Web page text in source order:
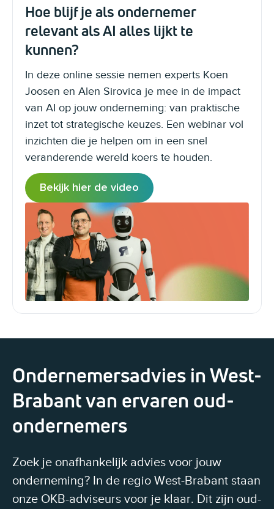
Hoe blijf je als ondernemer
relevant als AI alles lijkt te
kunnen?
In deze online sessie nemen experts Koen
Joosen en Alen Sirovica je mee in de impact
van AI op jouw onderneming: van praktische
inzet tot strategische keuzes. Een webinar vol
inzichten die je helpen om in een snel
veranderende wereld koers te houden.
Bekijk hier de video
Ondernemersadvies in West-
Brabant van ervaren oud-
ondernemers
Zoek je onafhankelijk advies voor jouw
onderneming? In de regio West-Brabant staan
onze OKB-adviseurs voor je klaar. Dit zijn oud-